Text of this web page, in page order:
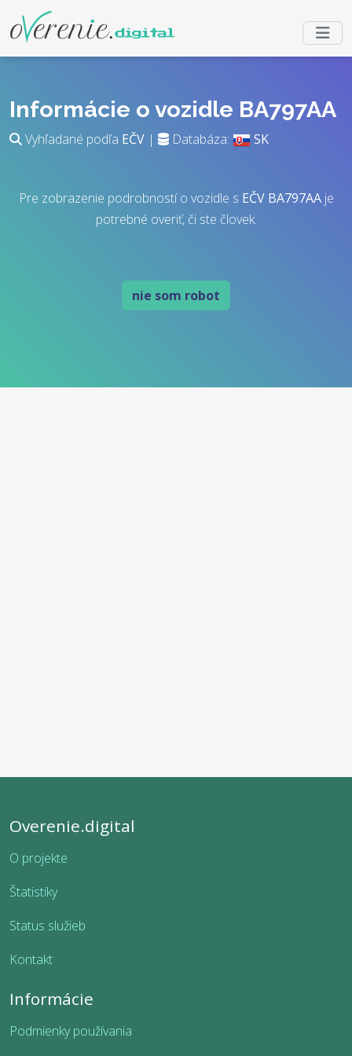
Informácie o vozidle BA797AA
Vyhľadané podľa EČV | Databáza: SK
Pre zobrazenie podrobností o vozidle s EČV BA797AAje
potrebné overiť, či ste človek.
nie som robot
Overenie.digital
O projekte
Štatistiky
Status služieb
Kontakt
Informácie
Podmienky používania